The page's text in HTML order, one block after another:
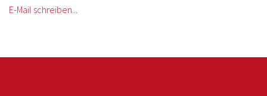
E-Mail schreiben...